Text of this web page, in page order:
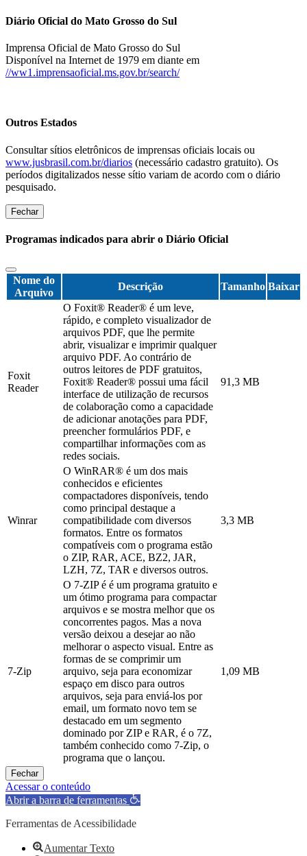
Diário Oficial do Mato Grosso do Sul
Imprensa Oficial de Mato Grosso do Sul
Disponível na Internet de 1979 em diante em
//ww1.imprensaoficial.ms.gov.br/search/
Outros Estados
Consultar sítios eletrônicos de imprensas oficiais locais ou
www.jusbrasil.com.br/diarios (necessário cadastro gratuito). Os
períodos digitalizados nesse sítio variam de acordo com o diário
pesquisado.
Fechar
Programas indicados para abrir o Diário Oficial
Nome do
Arquivo
Descrição Tamanho Baixar
Foxit
Reader
O Foxit® Reader® é um leve,
rápido, e completo visualizador de
arquivos PDF, que lhe permite
abrir, visualizar e imprimir qualquer
arquivo PDF. Ao contrário de
outros leitores de PDF gratuitos,
Foxit® Reader® possui uma fácil
interface de utilização de recursos
de colaboração como a capacidade
de adicionar anotações para PDF,
preencher formulários PDF, e
compartilhar informações com as
redes sociais.
91,3 MB
Winrar
O WinRAR® é um dos mais
conhecidos e eficientes
compactadores disponíveis, tendo
como principal destaque a
compatibilidade com diversos
formatos. Entre os formatos
compatíveis com o programa estão
o ZIP, RAR, ACE, BZ2, JAR,
LZH, 7Z, TAR e diversos outros.
3,3 MB
7-Zip
O 7-ZIP é é um programa gratuito e
um ótimo programa para compactar
arquivos e se mostra melhor que os
concorrentes pagos. Mas a nova
versão deixou a desejar ao não
melhorar o aspecto visual. Entre as
formas de se comprimir um
arquivo, seja para economizar
espaço em disco para outros
arquivos, seja para enviá-los por
email, um formato novo tem se
destacado em um segmento
dominado por ZIP e RAR, é o 7Z,
também conhecido como 7-Zip, o
programa que o lançou.
1,09 MB
Fechar
Acessar o conteúdo
Abrir a barra de ferramentas
Ferramentas de Acessibilidade
Aumentar Texto